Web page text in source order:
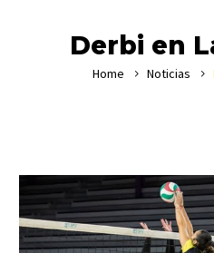
Derbi en
Home Noticias